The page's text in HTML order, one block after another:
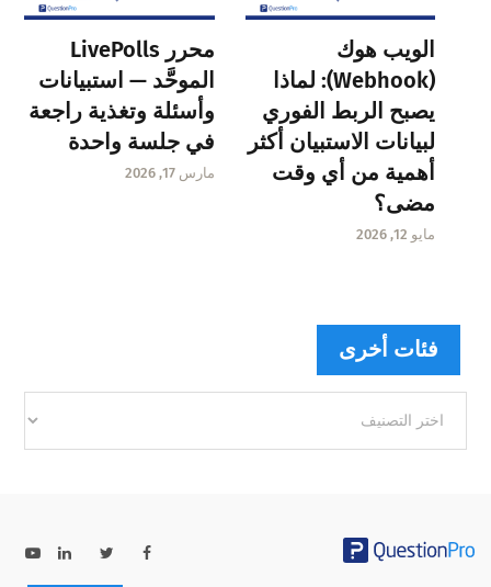
الويب هوك
(Webhook): لماذا
يصبح الربط الفوري
لبيانات الاستبيان أكثر
أهمية من أي وقت
مضى؟
مايو 12, 2026
محرر LivePolls
الموحَّد — استبيانات
وأسئلة وتغذية راجعة
في جلسة واحدة
مارس 17, 2026
فئات أخرى
أخرى